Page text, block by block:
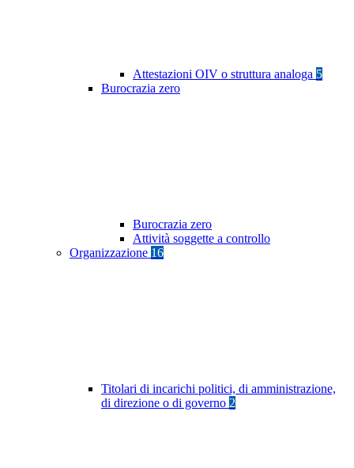
Attestazioni OIV o struttura analoga 5
Burocrazia zero
Burocrazia zero
Attività soggette a controllo
Organizzazione 16
Titolari di incarichi politici, di amministrazione,
di direzione o di governo 2